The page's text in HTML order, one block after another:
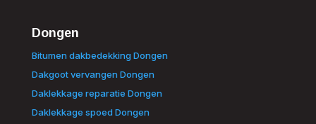
Dongen
Bitumen dakbedekking Dongen
Dakgoot vervangen Dongen
Daklekkage reparatie Dongen
Daklekkage spoed Dongen